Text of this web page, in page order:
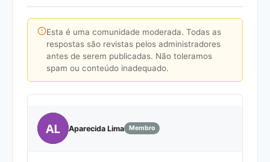
Esta é uma comunidade moderada. Todas as
respostas são revistas pelos administradores
antes de serem publicadas. Não toleramos
spam ou conteúdo inadequado.
AL Aparecida Lima Membro